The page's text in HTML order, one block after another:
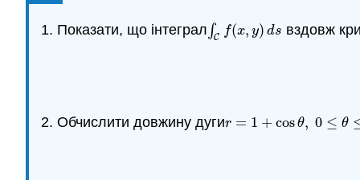
Показати, що інтеграл ∫C f(x, y) ds
∫C (x,y )ds вздовж
Обчислити довжину дугиr = 1 + cosθ, 0 ≤ θ
r=1 +cosθ, 0≤ θ≤ 2π.